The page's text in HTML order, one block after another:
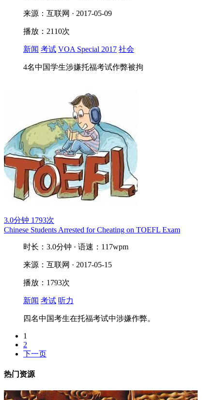
来源：互联网 · 2017-05-09
播放：2110次
新闻 考试 VOA Special 2017 社会
4名中国学生涉嫌托福考试作弊被拘
3.0分钟 1793次
Chinese Students Arrested for Cheating on TOEFL Exam
时长：3.0分钟 · 语速：117wpm
来源：互联网 · 2017-05-15
播放：1793次
新闻 考试 听力
四名中国考生在托福考试中涉嫌作弊。
1
2
下一页
热门资源